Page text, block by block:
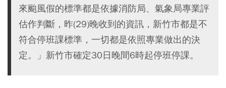
來颱風假的標準都是依據消防局、氣象局專業評
估作判斷，昨(29)晚收到的資訊，新竹市都是不
符合停班課標準，一切都是依照專業做出的決
定。」新竹市確定30日晚間6時起停班停課。